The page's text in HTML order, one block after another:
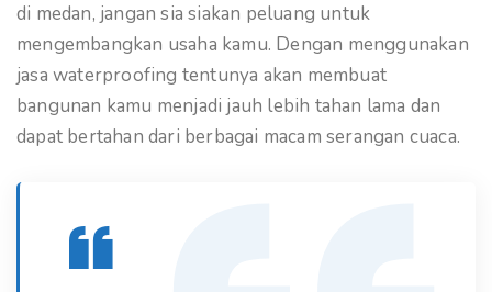
di medan, jangan sia siakan peluang untuk
mengembangkan usaha kamu. Dengan menggunakan
jasa waterproofing tentunya akan membuat
bangunan kamu menjadi jauh lebih tahan lama dan
dapat bertahan dari berbagai macam serangan cuaca.